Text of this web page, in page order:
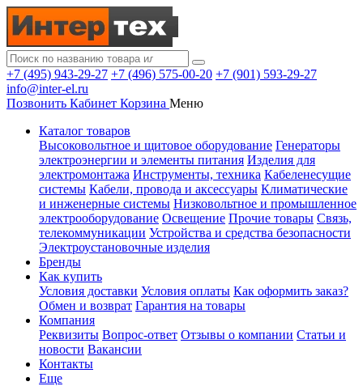
+7 (495) 943-29-27 +7 (496) 575-00-20 +7 (901) 593-29-27
info@inter-el.ru
Позвонить Кабинет Корзина Меню
Каталог товаров
Высоковольтное и щитовое оборудование Генераторы
электроэнергии и элементы питания Изделия для
электромонтажа Инструменты, техника Кабеленесущие
системы Кабели, провода и аксессуары Климатические
и инженерные системы Низковольтное и промышленное
электрооборудование Освещение Прочие товары Связь,
телекоммуникации Устройства и средства безопасности
Электроустановочные изделия
Бренды
Как купить
Условия доставки Условия оплаты Как оформить заказ?
Обмен и возврат Гарантия на товары
Компания
Реквизиты Вопрос-ответ Отзывы о компании Статьи и
новости Вакансии
Контакты
Еще